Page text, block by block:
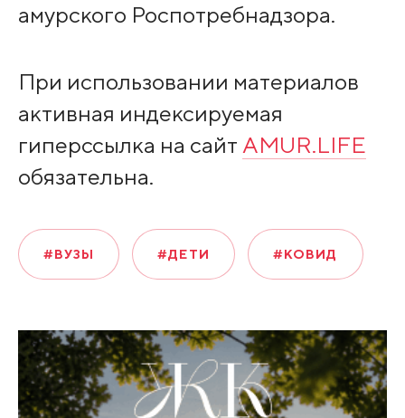
амурского Роспотребнадзора.
При использовании материалов
активная индексируемая
гиперссылка на сайт AMUR.LIFE
обязательна.
#ВУЗЫ #ДЕТИ #КОВИД